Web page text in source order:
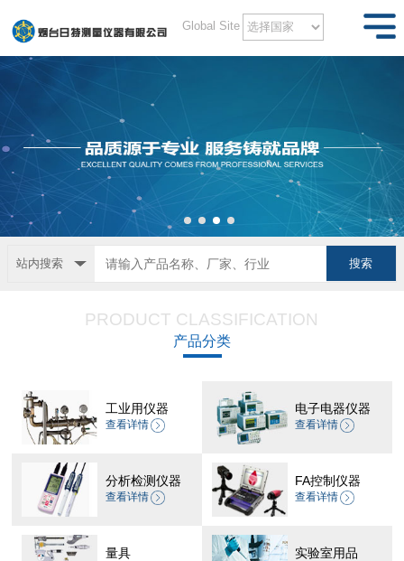
Global Site
站内搜索
PRODUCT CLASSIFICATION
产品分类
工业用仪器
查看详情
电子电器仪器
查看详情
分析检测仪器
查看详情
FA控制仪器
查看详情
量具 实验室用品